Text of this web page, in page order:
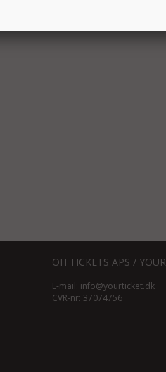
OH TICKETS APS /
E-mail: info@yourticket.dk
CVR-nr: 37074756